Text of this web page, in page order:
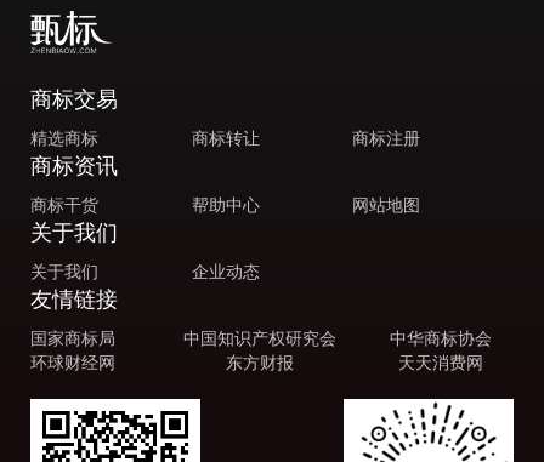
商标交易
精选商标 商标转让 商标注册
商标资讯
商标干货 帮助中心 网站地图
关于我们
关于我们 企业动态
友情链接
国家商标局 中国知识产权研究会
中华商标协会
环球财经网
东方财报 天天消费网